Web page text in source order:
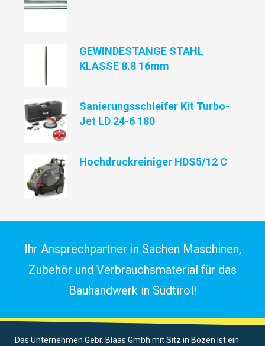
GEWINDESTANGE STAHL
KLASSE 8.8 16mm
Sanierungsschleifer Kit Turbo-
Jet LD 24-6 180
Hochdruckreiniger HDS5/12 C
Ihr Ansprechpartner in Sachen Maschinen,
Zubehör und Verbrauchsmaterial für das
Bauhandwerk in Südtirol!
Das Unternehmen Gebr. Blaas Gmbh mit Sitz in Bozen ist ein